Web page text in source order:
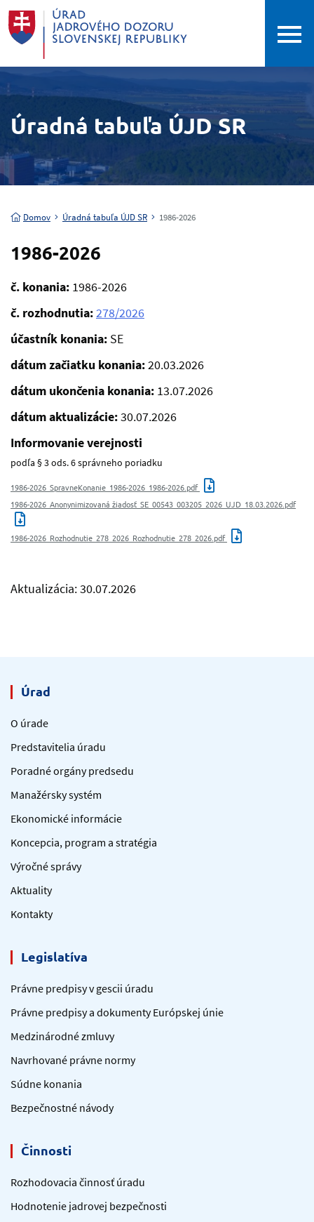
Úradná tabuľa ÚJD SR
Domov Úradná tabuľa ÚJD SR 1986-2026
1986-2026
č. konania: 1986-2026
č. rozhodnutia:278/2026
účastník konania: SE
dátum začiatku konania:20.03.2026
dátum ukončenia konania: 13.07.2026
dátum aktualizácie:30.07.2026
Informovanie verejnosti
podľa § 3 ods. 6 správneho poriadku
1986-2026_SpravneKonanie_1986-2026_1986-2026.pdf
1986-2026_Anonynimizovaná žiadosť_SE_00543_003205_2026_UJD_18.03.2026.pdf
1986-2026_Rozhodnutie_278_2026_Rozhodnutie_278_2026.pdf
Aktualizácia: 30.07.2026
Úrad
O úrade
Predstavitelia úradu
Poradné orgány predsedu
Manažérsky systém
Ekonomické informácie
Koncepcia, program a stratégia
Výročné správy
Aktuality
Kontakty
Legislatíva
Právne predpisy v gescii úradu
Právne predpisy a dokumenty Európskej únie
Medzinárodné zmluvy
Navrhované právne normy
Súdne konania
Bezpečnostné návody
Činnosti
Rozhodovacia činnosť úradu
Hodnotenie jadrovej bezpečnosti